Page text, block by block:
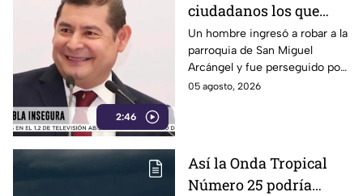
2:46
ciudadanos los que
detienen a los
delincuentes: feligreses
detienen a presunto
ladrón ante la
Armenta
Un hombre ingresó a robar a la
parroquia de San Miguel
Arcángel y fue perseguido por
los propios feligreses, quienes
vigilancia.
05 agosto, 2026
Así la Onda Tropical
Número 25 podría